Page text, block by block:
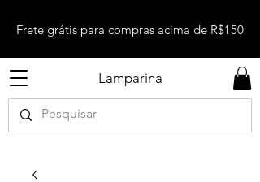
Lamparina
Frete grátis para compras acima de R$150